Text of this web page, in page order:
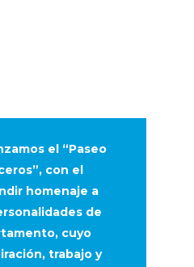
el “Paseo
con el
homenaje a
de
cuyo
trabajo y